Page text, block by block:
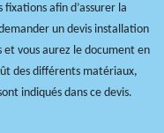
afin d’assurer la
un devis installation
vous aurez le document en
des différents matériaux,
indiqués dans ce devis.